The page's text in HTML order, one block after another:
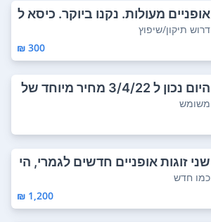
אופניים מעולות. נקנו ביוקר. כיסא ל
א מקו...
דרוש תיקון/שיפוץ
300 ₪
היום נכון ל 3/4/22 מחיר מיוחד של
500 שקל...
משומש
שני זוגות אופניים חדשים לגמרי, הי
ו בשימו...
כמו חדש
1,200 ₪